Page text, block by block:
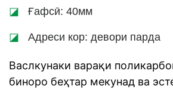
◪ Ғафсӣ: 40мм
◪ Адреси кор: девори парда
Васлкунаки варақи
биноро беҳтар мекунад ва